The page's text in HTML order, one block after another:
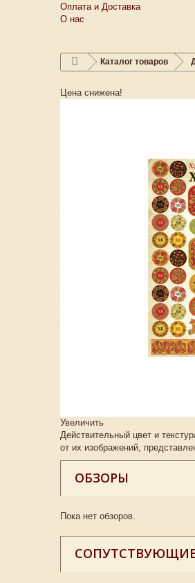
Оплата и Доставка
О нас
Каталог товаров
Цена снижена!
Увеличить
Действительный цвет и
от их изображений,
ОБЗОРЫ
Пока нет обзоров.